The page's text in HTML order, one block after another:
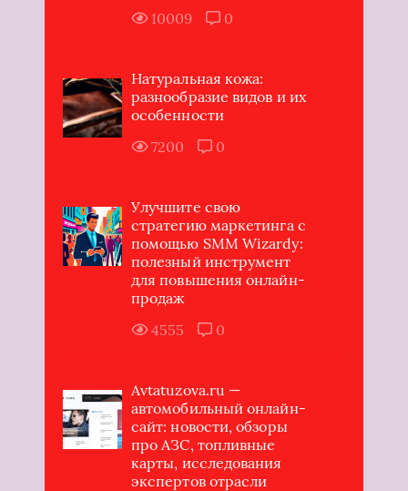
10009
0
Натуральная кожа:
разнообразие видов и их
особенности
7200
0
Улучшите свою
стратегию маркетинга с
помощью SMM Wizardy:
полезный инструмент
для повышения онлайн-
продаж
4555
0
Avtatuzova.ru —
автомобильный онлайн-
сайт: новости, обзоры
про АЗС, топливные
карты, исследования
экспертов отрасли